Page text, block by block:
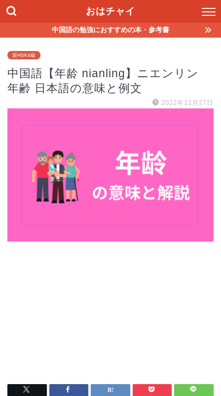
おはチャイ
中国語の勉強におすすめの本・参考書
新HSK4級
中国語【年龄 nianling】ニエンリン
年齢 日本語の意味と例文
2022年12月27日